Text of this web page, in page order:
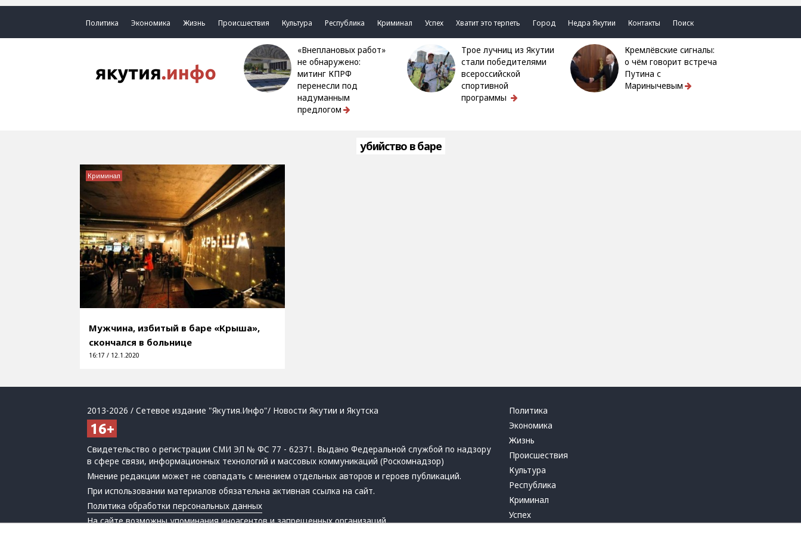
Политика Экономика Жизнь Происшествия Культура Республика Криминал Успех Хватит это терпеть Город Недра Якутии Контакты Поиск
«Внеплановых работ»
не обнаружено:
митинг КПРФ
перенесли под
надуманным
предлогом
Трое лучниц из Якутии
стали победителями
всероссийской
спортивной
программы
Кремлёвские сигналы:
о чём говорит встреча
Путина с
Маринычевым
убийство в баре
Мужчина, избитый в баре «Крыша»,
скончался в больнице
16:17 / 12.1.2020
Криминал
2013-2026 / Сетевое издание "Якутия.Инфо"/ Новости Якутии и Якутска
Свидетельство о регистрации СМИ ЭЛ № ФС 77 - 62371. Выдано Федеральной службой по надзору
в сфере связи, информационных технологий и массовых коммуникаций (Роскомнадзор)
Мнение редакции может не совпадать с мнением отдельных авторов и героев публикаций.
При использовании материалов обязательна активная ссылка на сайт.
Политика обработки персональных данных
На сайте возможны упоминанияиноагентовизапрещенных организаций
Политика
Экономика
Жизнь
Происшествия
Культура
Республика
Криминал
Успех